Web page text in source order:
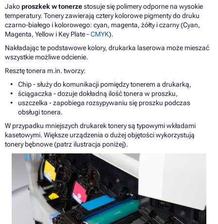
Jakoproszkek w tonerzestosuje się polimery odporne na wysokie
temperatury. Tonery zawierają cztery kolorowe pigmenty do druku
czarno-białego i kolorowego: cyan, magenta, żółty i czarny (Cyan,
Magenta, Yellow i Key Plate -CMYK).
Nakładając te podstawowe kolory, drukarka laserowa może mieszać
wszystkie możliwe odcienie.
Resztę tonera m.in. tworzy:
Chip - służy do komunikacji pomiędzy tonerem a drukarką,
ściągaczka - dozuje dokładną ilość tonera w proszku,
uszczelka - zapobiega rozsypywaniu się proszku podczas
obsługi tonera.
W przypadku mniejszych drukarek tonery są typowymi wkładami
kasetowymi. Większe urządzenia o dużej objętości wykorzystują
tonery bębnowe (patrz ilustracja poniżej).